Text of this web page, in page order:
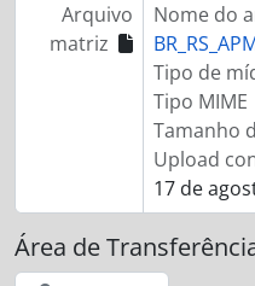
Arquivo
matriz
Nome do
Tipo de
Tipo MIME
Tamanho
Upload
17 de
Área de